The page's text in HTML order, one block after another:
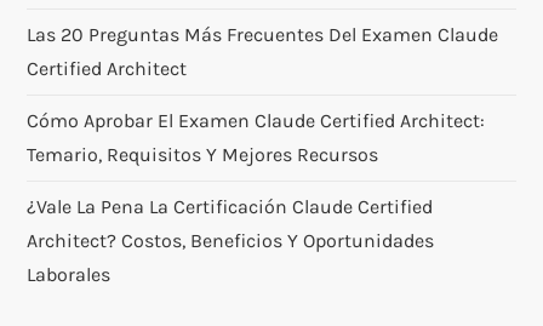
Las 20 Preguntas Más Frecuentes Del Examen Claude
Certified Architect
Cómo Aprobar El Examen Claude Certified Architect:
Temario, Requisitos Y Mejores Recursos
¿Vale La Pena La Certificación Claude Certified
Architect? Costos, Beneficios Y Oportunidades
Laborales